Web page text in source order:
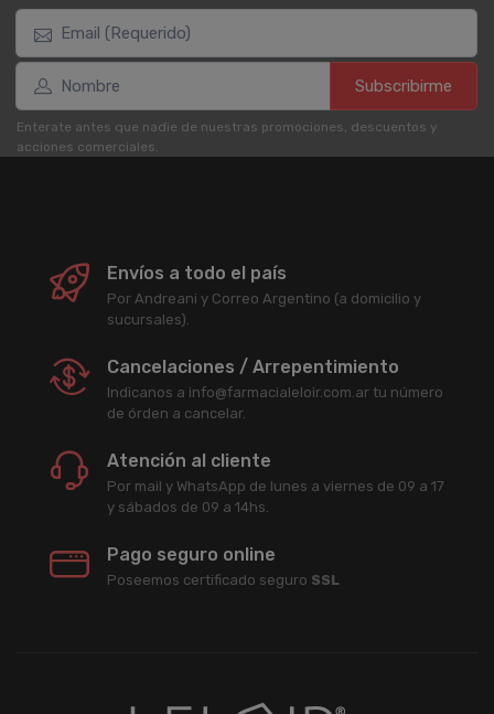
Subscribirme
Enterate antes que nadie de nuestras promociones, descuentos y
acciones comerciales.
Envíos a todo el país
Por Andreani y Correo Argentino (a domicilio y
sucursales).
Cancelaciones / Arrepentimiento
Indicanos a info@farmacialeloir.com.ar tu número
de órden a cancelar.
Atención al cliente
Por mail y WhatsApp de lunes a viernes de 09 a 17
y sábados de 09 a 14hs.
Pago seguro online
Poseemos certificado seguro SSL